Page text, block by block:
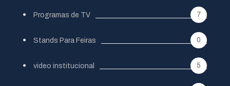
Programas de TV 7
Stands Para Feiras 0
video institucional 5